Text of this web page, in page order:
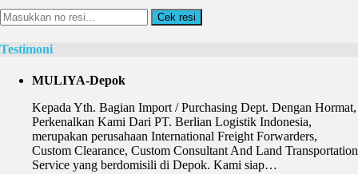
Cek resi
Testimoni
MULIYA-Depok
Kepada Yth. Bagian Import / Purchasing Dept. Dengan Hormat,
Perkenalkan Kami Dari PT. Berlian Logistik Indonesia,
merupakan perusahaan International Freight Forwarders,
Custom Clearance, Custom Consultant And Land Transportation
Service yang berdomisili di Depok. Kami siap…